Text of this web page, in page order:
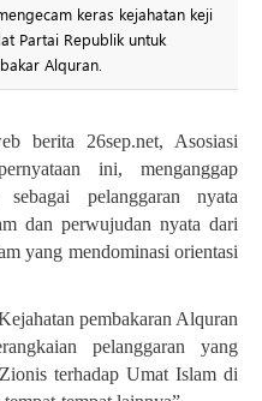
keras kejahatan keji
Partai Republik untuk
Alquran.
berita 26sep.net, Asosiasi
ini, menganggap
pelanggaran nyata
dan perwujudan nyata dari
yang mendominasi orientasi
pembakaran Alquran
pelanggaran yang
terhadap Umat Islam di